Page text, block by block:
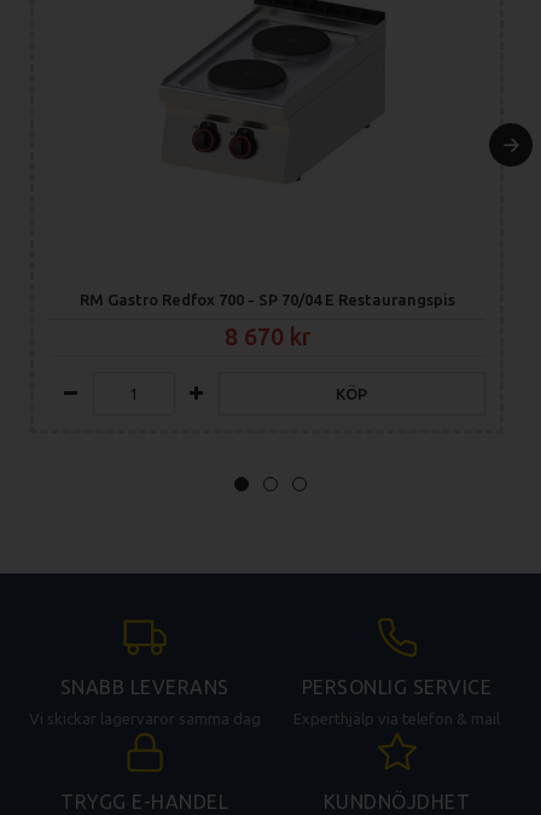
RM Gastro Redfox 700 - SP 70/04 E Restaurangspis
8 670
KÖP
SNABB LEVERANS
Vi skickar lagervaror samma dag
PERSONLIG SERVICE
Experthjälp via telefon & mail
TRYGG E-HANDEL KUNDNÖJDHET